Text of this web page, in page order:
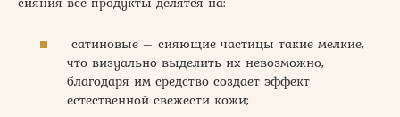
сатиновые – сияющие частицы такие мелкие,
что визуально выделить их невозможно,
благодаря им средство создает эффект
естественной свежести кожи;